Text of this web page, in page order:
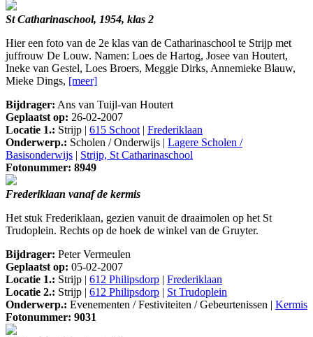
St Catharinaschool, 1954, klas 2
Hier een foto van de 2e klas van de Catharinaschool te Strijp met
juffrouw De Louw. Namen: Loes de Hartog, Josee van Houtert,
Ineke van Gestel, Loes Broers, Meggie Dirks, Annemieke Blauw,
Mieke Dings, [meer]
Bijdrager: Ans van Tuijl-van Houtert
Geplaatst op: 26-02-2007
Locatie 1.: Strijp | 615 Schoot| Frederiklaan
Onderwerp.: Scholen / Onderwijs | Lagere Scholen /
Basisonderwijs | Strijp, St Catharinaschool
Fotonummer: 8949
Frederiklaan vanaf de kermis
Het stuk Frederiklaan, gezien vanuit de draaimolen op het St
Trudoplein. Rechts op de hoek de winkel van de Gruyter.
Bijdrager: Peter Vermeulen
Geplaatst op: 05-02-2007
Locatie 1.: Strijp | 612 Philipsdorp | Frederiklaan
Locatie 2.: Strijp | 612 Philipsdorp | St Trudoplein
Onderwerp.: Evenementen / Festiviteiten / Gebeurtenissen | Kermis
Fotonummer: 9031